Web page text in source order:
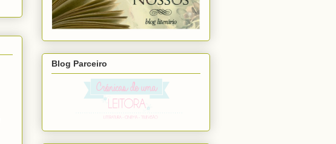
Blog Parceiro